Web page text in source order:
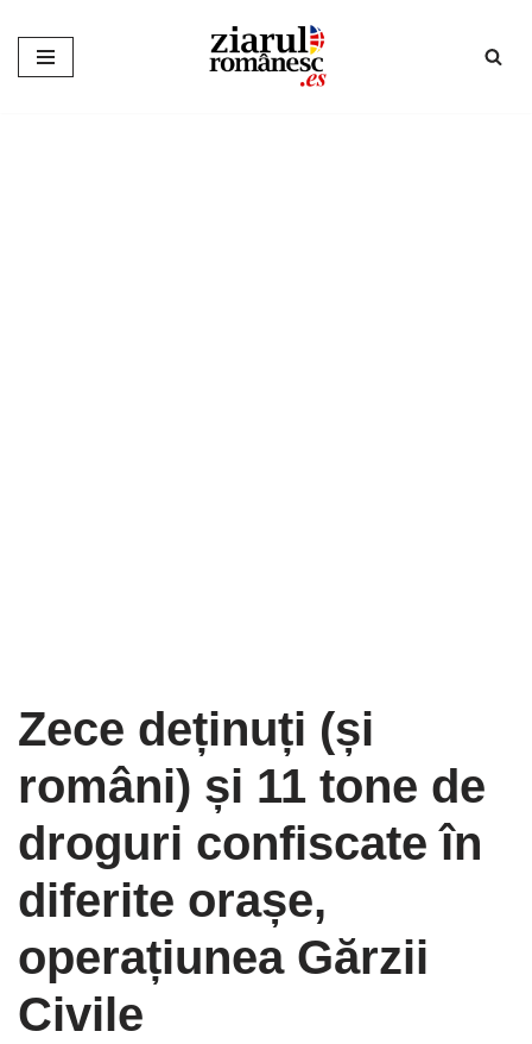
Sari
Zece deținuți (și
români) și 11 tone de
droguri confiscate în
diferite orașe,
operațiunea Gărzii
Civile